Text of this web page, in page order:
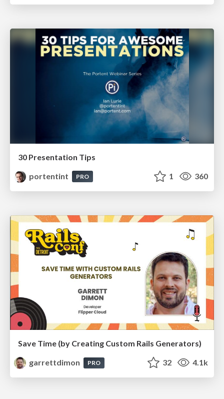
30 Presentation Tips
portentint
PRO 1 360
Save Time (by Creating Custom Rails Generators)
garrettdimon
PRO 32 4.1k